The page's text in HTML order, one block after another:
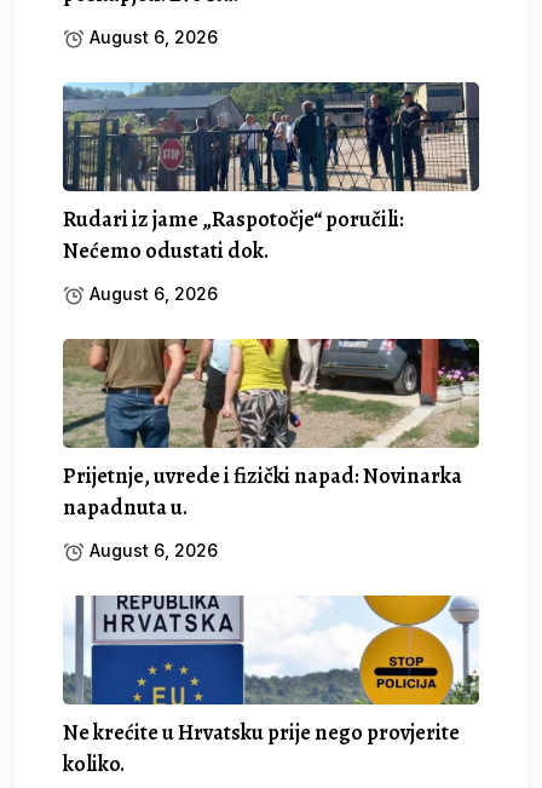
August 6, 2026
Rudari iz jame „Raspotočje“ poručili:
Nećemo odustati dok.
August 6, 2026
Prijetnje, uvrede i fizički napad: Novinarka
napadnuta u.
August 6, 2026
Ne krećite u Hrvatsku prije nego provjerite
koliko.